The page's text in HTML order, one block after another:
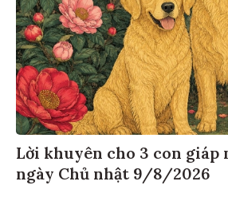
Lời khuyên cho 3 con giáp
ngày Chủ nhật 9/8/2026